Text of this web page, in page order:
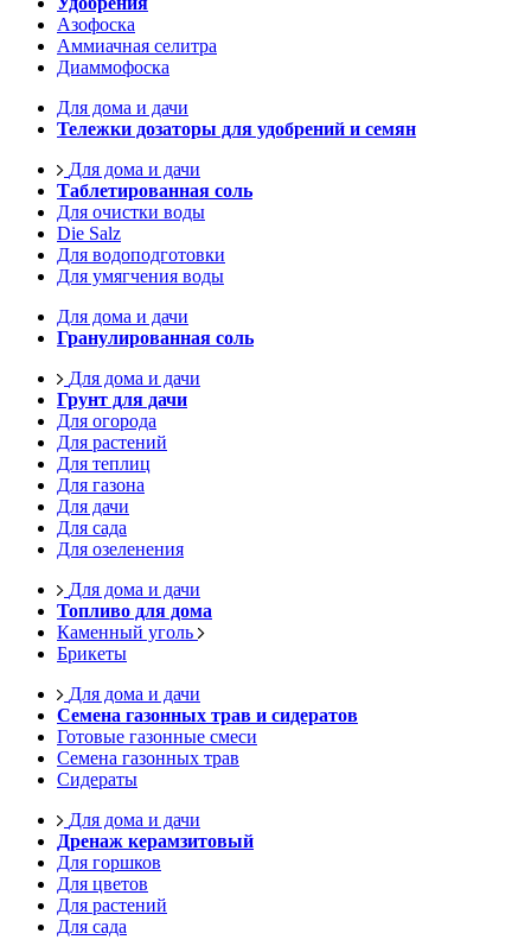
Азофоска
Аммиачная селитра
Диаммофоска
Для дома и дачи
Тележки дозаторы для удобрений и семян
Для дома и дачи
Таблетированная соль
Для очистки воды
Die Salz
Для водоподготовки
Для умягчения воды
Для дома и дачи
Гранулированная соль
Для дома и дачи
Грунт для дачи
Для огорода
Для растений
Для теплиц
Для газона
Для дачи
Для сада
Для озеленения
Для дома и дачи
Топливо для дома
Каменный уголь
Брикеты
Для дома и дачи
Семена газонных трав и сидератов
Готовые газонные смеси
Семена газонных трав
Сидераты
Для дома и дачи
Дренаж керамзитовый
Для горшков
Для цветов
Для растений
Для сада